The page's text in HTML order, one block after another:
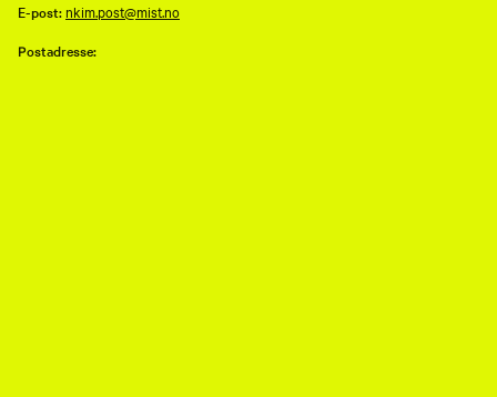
E-post: nkim.post@mist.no
Postadresse: